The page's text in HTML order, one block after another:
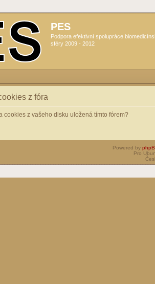
PES
Podpora efektivní spolupráce
sféry 2009 - 2012
z fóra
cookies z vašeho disku uložená tímto fórem?
Powered by
Pro